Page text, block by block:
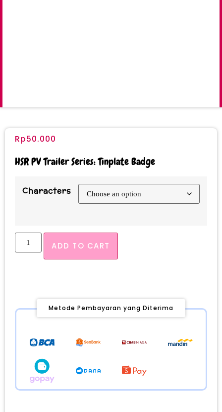
Rp50.000
HSR PV Trailer Series: Tinplate Badge
Characters
ADD TO CART
Metode Pembayaran yang Diterima